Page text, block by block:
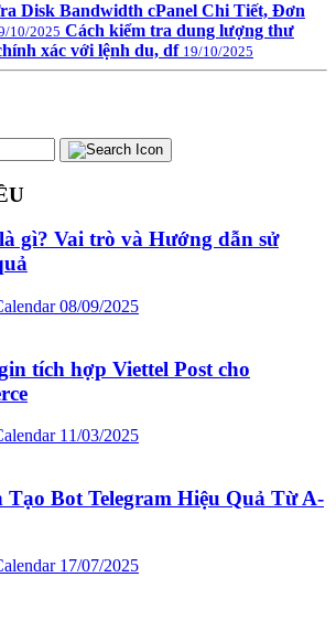
Disk Bandwidth cPanel Chi Tiết, Đơn
10/2025 Cách kiểm tra dung lượng thư
xác với lệnh du, df 19/10/2025
gì? Vai trò và Hướng dẫn sử
08/09/2025
tích hợp Viettel Post cho
11/03/2025
Tạo Bot Telegram Hiệu Quả Từ A-
17/07/2025